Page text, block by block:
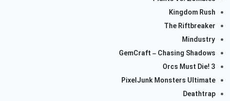
Kingdom Rush
The Riftbreaker
Mindustry
GemCraft – Chasing Shadows
Orcs Must Die! 3
PixelJunk Monsters Ultimate
Deathtrap